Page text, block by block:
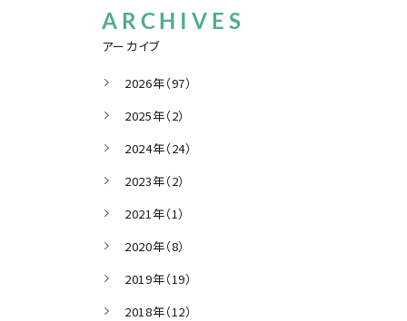
アーカイブ
ARCHIVES
2026年（97）
2025年（2）
2024年（24）
2023年（2）
2021年（1）
2020年（8）
2019年（19）
2018年（12）